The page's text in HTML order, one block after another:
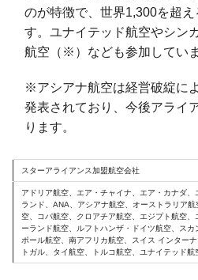
のが特徴で、世界1,300を超
す。ユナイテッド航空やシン
航空（※）なども参加していま
※アシアナ航空は経営破綻に
発表されており、今後アライ
ります。
スターアライアンス加盟航空会社
アドリア航空、エア・チャイナ、エア・カナダ
ランド、ANA、アシアナ航空、オーストラリア
空、コパ航空、クロアチア航空、エジプト航空
ーランド航空、ルフトハンザ・ドイツ航空、ス
ポール航空、南アフリカ航空、スイス インター
トガル、タイ航空、トルコ航空、ユナイテッド航